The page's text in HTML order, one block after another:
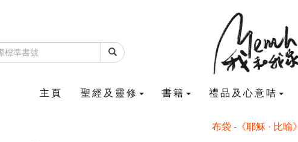
主頁 聖經及靈修 書籍 禮品及心意咭
布袋 -《耶穌 · 比喻》